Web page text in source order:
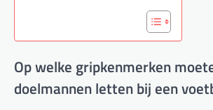
Op welke gripkenmerken
doelmannen letten bij een